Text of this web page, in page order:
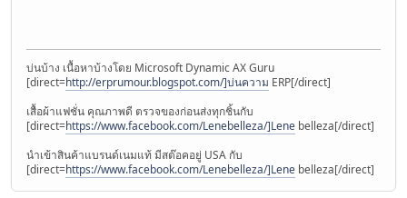
บ่นบ้าง เนื้อหาบ้างโดย Microsoft Dynamic AX Guru
[direct=http://erprumour.blogspot.com/]บ่นความ ERP[/direct]
เสื้อผ้าแฟชั่น คุณภาพดี ตรวจของก่อนส่งทุกชิ้นกับ
[direct=https://www.facebook.com/Lenebelleza/]Lene belleza[/direct]
นำเข้าสินค้าแบรนด์เนมแท้ มีสต๊อคอยู่ USA กับ
[direct=https://www.facebook.com/Lenebelleza/]Lene belleza[/direct]